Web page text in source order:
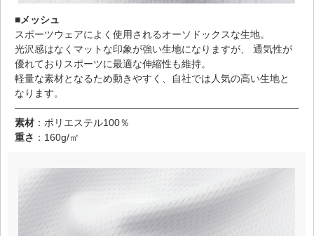
■メッシュ
スポーツウェアによく使用されるオーソドックスな生地。
光沢感はなくマットな印象が強い生地になりますが、 通気性が
優れておりスポーツに最適な伸縮性も維持。
軽量な素材となるため動きやすく、自社では人気の高い生地と
なります。
素材 ：ポリエステル100％
重さ ：160g/㎡